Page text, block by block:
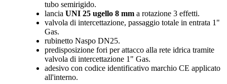
tubo semirigido.
lancia UNI 25 ugello 8 mm a rotazione 3 effetti.
valvola di intercettazione, passaggio totale in entrata 1"
Gas.
rubinetto Naspo DN25.
predisposizione fori per attacco alla rete idrica tramite
valvola di intercettazione 1" Gas.
adesivo con codice identificativo marchio CE applicato
all'interno.